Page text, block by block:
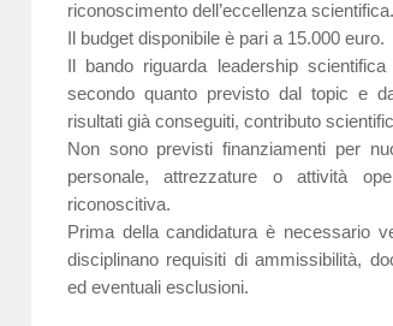
riconoscimento dell’eccellenza scientifica.
Il budget disponibile è pari a 15.000 euro.
Il bando riguarda leadership
secondo quanto previsto dal topic e
risultati già conseguiti, contributo
Non sono previsti finanziamenti per
personale, attrezzature o attività
riconoscitiva.
Prima della candidatura è necessario
disciplinano requisiti di ammissibilità,
ed eventuali esclusioni.